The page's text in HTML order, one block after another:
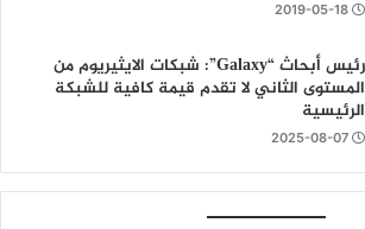
2019-05-18
رئيس أبحاث “Galaxy”: شبكات الايثيريوم من
المستوى الثاني لا تقدم قيمة كافية للشبكة
الرئيسية
2025-08-07